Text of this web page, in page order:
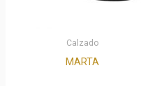
Calzado
MARTA